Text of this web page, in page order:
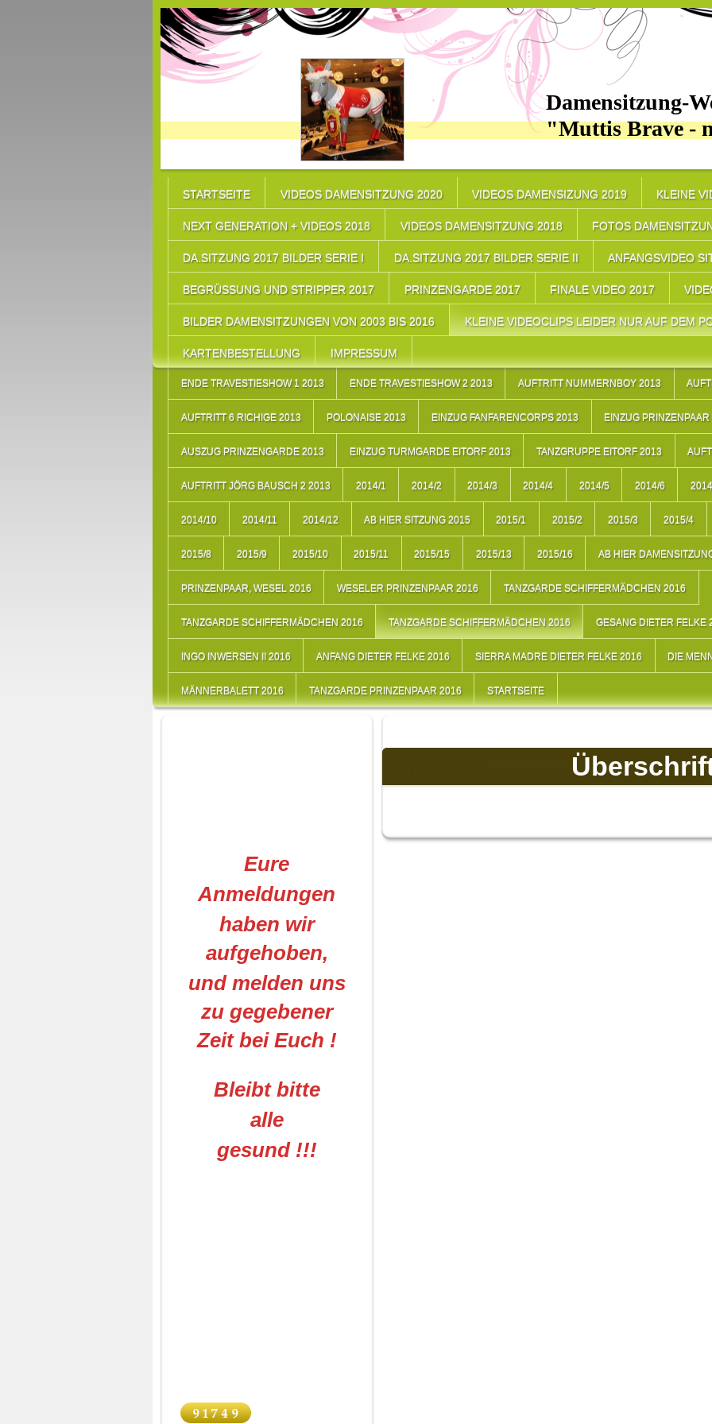
Damensitzung-
"Muttis Brave -
STARTSEITE VIDEOS DAMENSITZUNG 2020 VIDEOS DAMENSIZUNG 2019 KLEINE
NEXT GENERATION + VIDEOS 2018 VIDEOS DAMENSITZUNG 2018 FOTOS
DA.SITZUNG 2017 BILDER SERIE I DA.SITZUNG 2017 BILDER SERIE II ANFANGSVIDEO
BEGRÜSSUNG UND STRIPPER 2017 PRINZENGARDE 2017 FINALE VIDEO 2017
BILDER DAMENSITZUNGEN VON 2003 BIS 2016 KLEINE VIDEOCLIPS LEIDER NUR AUF DEM
KARTENBESTELLUNG IMPRESSUM
ENDE TRAVESTIESHOW 1 2013 ENDE TRAVESTIESHOW 2 2013 AUFTRITT NUMMERNBOY 2013
AUFTRITT 6 RICHIGE 2013 POLONAISE 2013 EINZUG FANFARENCORPS 2013 EINZUG
AUSZUG PRINZENGARDE 2013 EINZUG TURMGARDE EITORF 2013 TANZGRUPPE EITORF 2013
AUFTRITT JÖRG BAUSCH 2 2013 2014/1 2014/2 2014/3 2014/4 2014/5 2014/6
2014/10 2014/11 2014/12 AB HIER SITZUNG 2015 2015/1 2015/2 2015/3 2015/4
2015/8 2015/9 2015/10 2015/11 2015/15 2015/13 2015/16 AB HIER
PRINZENPAAR, WESEL 2016 WESELER PRINZENPAAR 2016 TANZGARDE SCHIFFERMÄDCHEN 2016
TANZGARDE SCHIFFERMÄDCHEN 2016 TANZGARDE SCHIFFERMÄDCHEN 2016 GESANG DIETER FELKE
INGO INWERSEN II 2016 ANFANG DIETER FELKE 2016 SIERRA MADRE DIETER FELKE 2016 DIE
MÄNNERBALETT 2016 TANZGARDE PRINZENPAAR 2016 STARTSEITE
Eure
Anmeldungen
haben wir
aufgehoben,
und melden uns
zu gegebener
Zeit bei Euch !
Bleibt bitte
alle
gesund !!!